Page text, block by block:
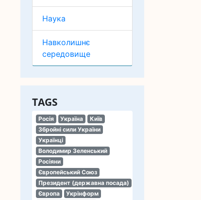
Наука
Навколишнє
середовище
TAGS
Росія Україна
Київ
Збройні сили України
Українці
Володимир Зеленський
Росіяни
Європейський Союз
Президент (державна посада)
Європа
Укрінформ